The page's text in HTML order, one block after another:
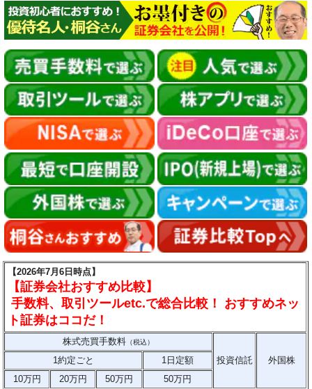
【2026年7月6日時点】
【証券会社おすすめ比較】
手数料、取引ツールetc.で総合比較！ おすすめネッ
ト証券はココだ！
株式売買手数料 （税込）
投資信託 外国株
1約定ごと
1日定額
10万円
20万円 50万円 50万円